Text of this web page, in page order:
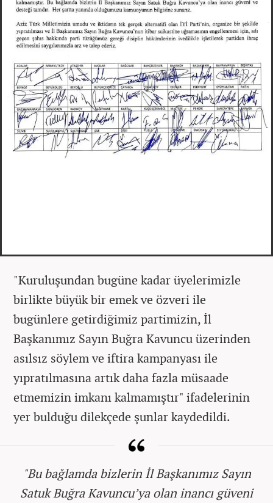
"Kuruluşundan bugüne kadar üyelerimizle
birlikte büyük bir emek ve özveri ile
bugünlere getirdiğimiz partimizin, İl
Başkanımız Sayın Buğra Kavuncu üzerinden
asılsız söylem ve iftira kampanyası ile
yıpratılmasına artık daha fazla müsaade
etmemizin imkanı kalmamıştır" ifadelerinin
yer bulduğu dilekçede şunlar kaydedildi.
"Bu bağlamda bizlerin İl Başkanımız Sayın
Satuk Buğra Kavuncu’ya olan inancı güveni